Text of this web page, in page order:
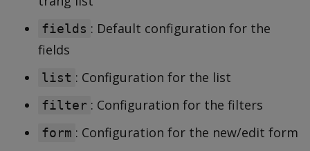
fields : Default configuration for the
fields
list : Configuration for the list
filter : Configuration for the filters
form : Configuration for the new/edit form